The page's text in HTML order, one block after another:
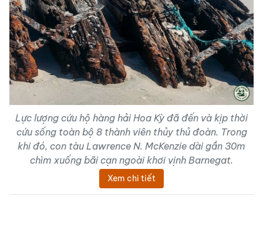
Lực lượng cứu hộ hàng hải Hoa Kỳ đã đến và kịp thời
cứu sống toàn bộ 8 thành viên thủy thủ đoàn. Trong
khi đó, con tàu Lawrence N. McKenzie dài gần 30m
chìm xuống bãi cạn ngoài khơi vịnh Barnegat.
Xem chi tiết